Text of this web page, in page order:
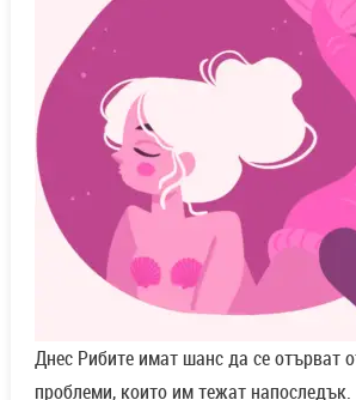
Днес Рибите имат шанс да се отърват
проблеми, които им тежат